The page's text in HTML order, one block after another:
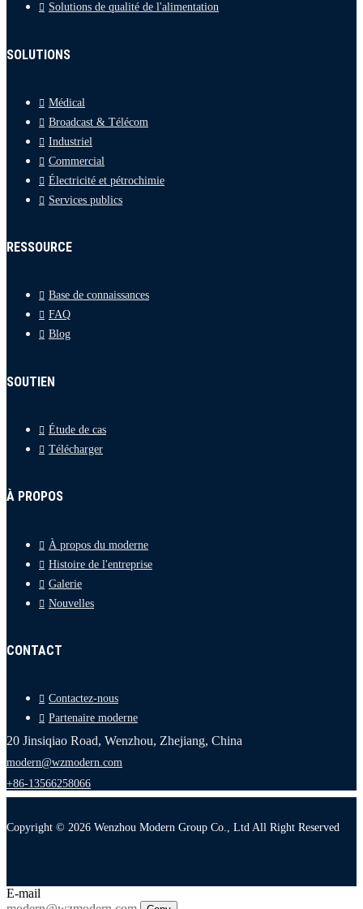
Solutions de qualité de l'alimentation
SOLUTIONS
Médical
Broadcast & Télécom
Industriel
Commercial
Électricité et pétrochimie
Services publics
RESSOURCE
Base de connaissances
FAQ
Blog
SOUTIEN
Étude de cas
Télécharger
À PROPOS
À propos du moderne
Histoire de l'entreprise
Galerie
Nouvelles
CONTACT
Contactez-nous
Partenaire moderne
20 Jinsiqiao Road, Wenzhou, Zhejiang, China
modern@wzmodern.com
+86-13566258066
Copyright © 2026 Wenzhou Modern Group Co., Ltd All Right Reserved
E-mail